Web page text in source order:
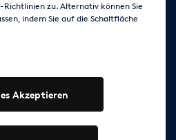
uns auf
GmbH - Alle Rechte
Richtlinien zu. Alternativ können Sie
indem Sie auf die Schaltfläche
Akzeptieren